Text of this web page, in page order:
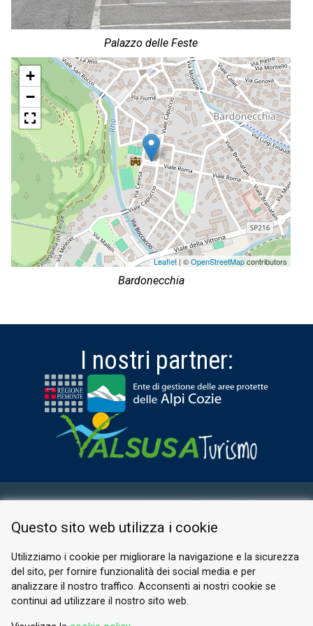
Palazzo delle Feste
+
−
Leaflet | ©OpenStreetMapcontributors
Bardonecchia
I nostri partner:
PRIVACY POLICY
© 2026 Valle di Susa
Tesori di Arte e Cultura Alpina
Tel.
Questo sito web utilizza i cookie
Utilizziamo i cookie per migliorare la navigazione e la sicurezza
del sito, per fornire funzionalità dei social media e per
analizzare il nostro traffico. Acconsenti ai nostri cookie se
continui ad utilizzare il nostro sito web.